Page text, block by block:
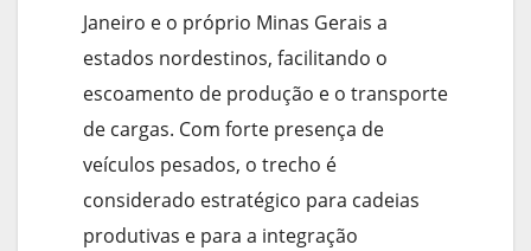
Janeiro e o próprio Minas Gerais a
estados nordestinos, facilitando o
escoamento de produção e o transporte
de cargas. Com forte presença de
veículos pesados, o trecho é
considerado estratégico para cadeias
produtivas e para a integração